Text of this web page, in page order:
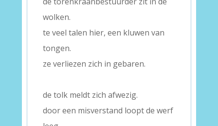
wolken.
te veel talen hier, een kluwen van
tongen.
ze verliezen zich in gebaren.
de tolk meldt zich afwezig.
door een misverstand loopt de werf